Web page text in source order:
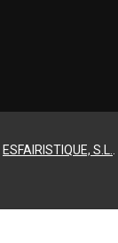
ESFAIRISTIQUE, S.L.